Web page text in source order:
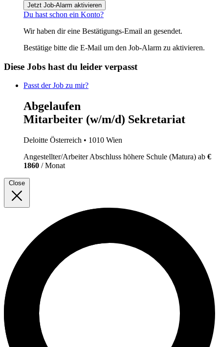
Jetzt Job-Alarm aktivieren
Du hast schon ein Konto?
Wir haben dir eine Bestätigungs-Email an gesendet.
Bestätige bitte die E-Mail um den Job-Alarm zu aktivieren.
Diese Jobs hast du leider verpasst
Passt der Job zu mir?
Abgelaufen
Mitarbeiter (w/m/d) Sekretariat
Deloitte Österreich • 1010 Wien
Angestellter/ArbeiterAbschluss höhere Schule (Matura) ab €
1860 / Monat
Close